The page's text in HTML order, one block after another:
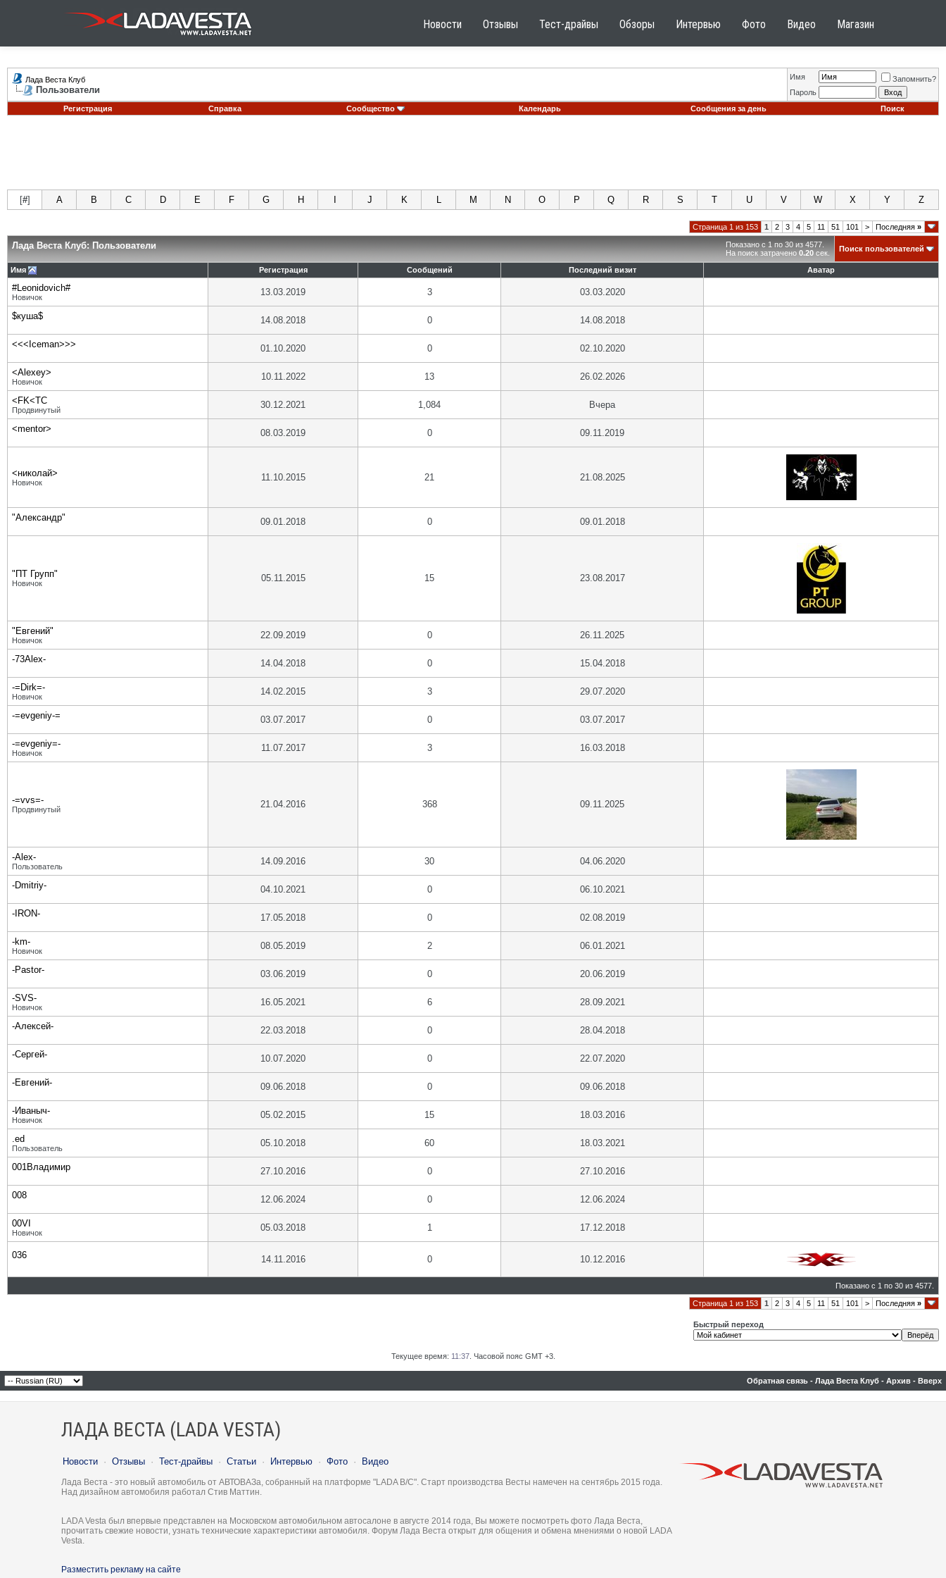
Новости Отзывы Тест-драйвы Обзоры Интервью Фото Видео Магазин
Лада Веста Клуб
Пользователи
Имя
Запомнить?
Пароль
Регистрация
Справка Сообщество Календарь Сообщения за день Поиск
[#] A B C D E F G H J K L M N O P Q R S T U V W X Y Z
Страница 1 из 153 1 2 3 4 5 11 51 101 > Последняя »
Показано с 1 по 30 из 4577.
На поиск затрачено 0.20 сек.
Лада Веста Клуб: Пользователи Поиск пользователей
Имя Регистрация Сообщений Последний визит Аватар
#Leonidovich#
Новичок 13.03.2019 3 03.03.2020
$куша$ 14.08.2018 0 14.08.2018
<<<Iceman>>> 01.10.2020 0 02.10.2020
<Alexey>
Новичок 10.11.2022 13 26.02.2026
<FK<TC
Продвинутый 30.12.2021 1,084 Вчера
<mentor> 08.03.2019 0 09.11.2019
<николай>
Новичок 11.10.2015 21 21.08.2025
"Александр" 09.01.2018 0 09.01.2018
"ПТ Групп"
Новичок 05.11.2015 15 23.08.2017
"Евгений"
Новичок 22.09.2019 0 26.11.2025
-73Alex- 14.04.2018 0 15.04.2018
-=Dirk=-
Новичок 14.02.2015 3 29.07.2020
-=evgeniy-= 03.07.2017 0 03.07.2017
-=evgeniy=-
Новичок 11.07.2017 3 16.03.2018
-=vvs=-
Продвинутый 21.04.2016 368 09.11.2025
-Alex-
Пользователь 14.09.2016 30 04.06.2020
-Dmitriy- 04.10.2021 0 06.10.2021
-IRON- 17.05.2018 0 02.08.2019
-km-
Новичок 08.05.2019 2 06.01.2021
-Pastor- 03.06.2019 0 20.06.2019
-SVS-
Новичок 16.05.2021 6 28.09.2021
-Алексей- 22.03.2018 0 28.04.2018
-Сергей- 10.07.2020 0 22.07.2020
-Евгений- 09.06.2018 0 09.06.2018
-Иваныч-
Новичок 05.02.2015 15 18.03.2016
.ed
Пользователь 05.10.2018 60 18.03.2021
001Владимир 27.10.2016 0 27.10.2016
008 12.06.2024 0 12.06.2024
00VI
Новичок 05.03.2018 1 17.12.2018
036 14.11.2016 0 10.12.2016
Показано с 1 по 30 из 4577.
Страница 1 из 153 1 2 3 4 5 11 51 101 > Последняя »
Быстрый переход
Текущее время: 11:37. Часовой пояс GMT +3.
Обратная связь - Лада Веста Клуб - Архив - Вверх
ЛАДА ВЕСТА (LADA VESTA)
Новости · Отзывы · Тест-драйвы · Статьи · Интервью · Фото · Видео
Лада Веста - это новый автомобиль от АВТОВАЗа, собранный на платформе "LADA B/C". Старт производства Весты намечен на сентябрь 2015 года.
Над дизайном автомобиля работал Стив Маттин.
LADA Vesta был впервые представлен на Московском автомобильном автосалоне в августе 2014 года, Вы можете посмотреть фото Лада Веста,
прочитать свежие новости, узнать технические характеристики автомобиля. Форум Лада Веста открыт для общения и обмена мнениями о новой LADA
Vesta.
Разместить рекламу на сайте